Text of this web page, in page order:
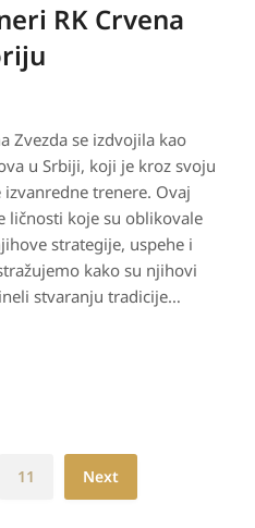
RK Crvena
Zvezda se izdvojila kao
u Srbiji, koji je kroz svoju
trenere. Ovaj
ličnosti koje su oblikovale
strategije, uspehe i
kako su njihovi
stvaranju tradicije…
11 Next